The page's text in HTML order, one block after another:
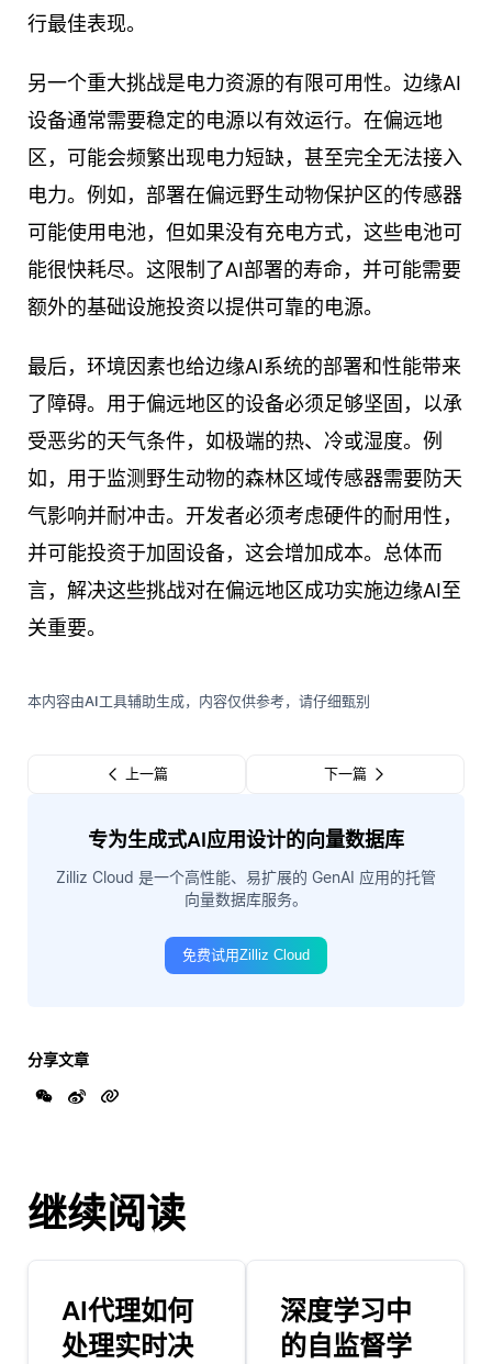
行最佳表现。
另一个重大挑战是电力资源的有限可用性。边缘AI
设备通常需要稳定的电源以有效运行。在偏远地
区，可能会频繁出现电力短缺，甚至完全无法接入
电力。例如，部署在偏远野生动物保护区的传感器
可能使用电池，但如果没有充电方式，这些电池可
能很快耗尽。这限制了AI部署的寿命，并可能需要
额外的基础设施投资以提供可靠的电源。
最后，环境因素也给边缘AI系统的部署和性能带来
了障碍。用于偏远地区的设备必须足够坚固，以承
受恶劣的天气条件，如极端的热、冷或湿度。例
如，用于监测野生动物的森林区域传感器需要防天
气影响并耐冲击。开发者必须考虑硬件的耐用性，
并可能投资于加固设备，这会增加成本。总体而
言，解决这些挑战对在偏远地区成功实施边缘AI至
关重要。
本内容由AI工具辅助生成，内容仅供参考，请仔细甄别
上一篇 下一篇
专为生成式AI应用设计的向量数据库
Zilliz Cloud 是一个高性能、易扩展的 GenAI 应用的托管
向量数据库服务。
免费试用Zilliz Cloud
分享文章
继续阅读
AI代理如何
处理实时决
深度学习中
的自监督学